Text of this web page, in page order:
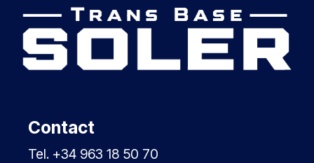
Contact
Tel. +34 963 18 50 70